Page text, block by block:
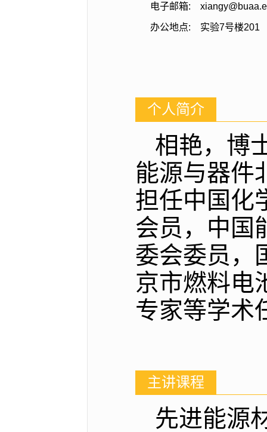
电子邮箱:
办公地点: 实验7号楼201
个人简介
相艳，博
能源与器件
担任中国化
会员，中国
委会委员，
京市燃料电
专家等学术
主讲课程
先进能源